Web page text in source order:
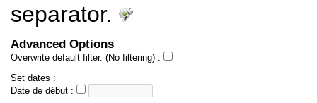
separator.
Advanced Options
Overwrite default filter. (No filtering) :
Set dates :
Date de début :